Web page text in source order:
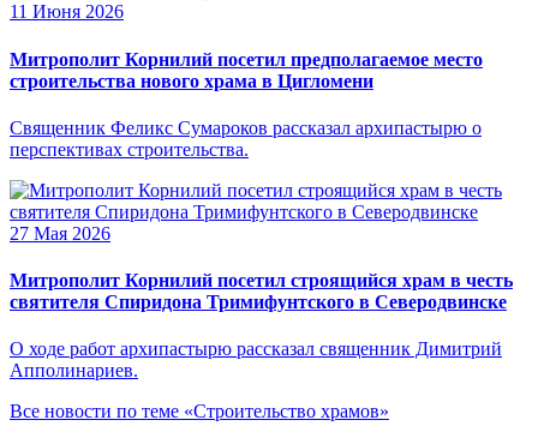
11 Июня 2026
Митрополит Корнилий посетил предполагаемое место
строительства нового храма в Цигломени
Священник Феликс Сумароков рассказал архипастырю о
перспективах строительства.
27 Мая 2026
Митрополит Корнилий посетил строящийся храм в честь
святителя Спиридона Тримифунтского в Северодвинске
О ходе работ архипастырю рассказал священник Димитрий
Апполинариев.
Все новости по теме «Строительство храмов»